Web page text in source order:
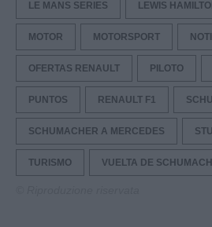
LE MANS SERIES LEWIS
MOTOR MOTORSPORT
OFERTAS RENAULT PILOTO
PUNTOS RENAULT F1
SCHUMACHER A MERCEDES
TURISMO VUELTA DE